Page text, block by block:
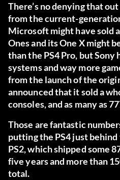
There’s no denying that
from the current-
Microsoft might have sold
Ones and its One X might
than the PS4 Pro, but Sony
systems and way more
from the launch of the
announced that it sold a
consoles, and as many as
Those are fantastic
putting the PS4 just
PS2, which shipped some
five years and more than
total.